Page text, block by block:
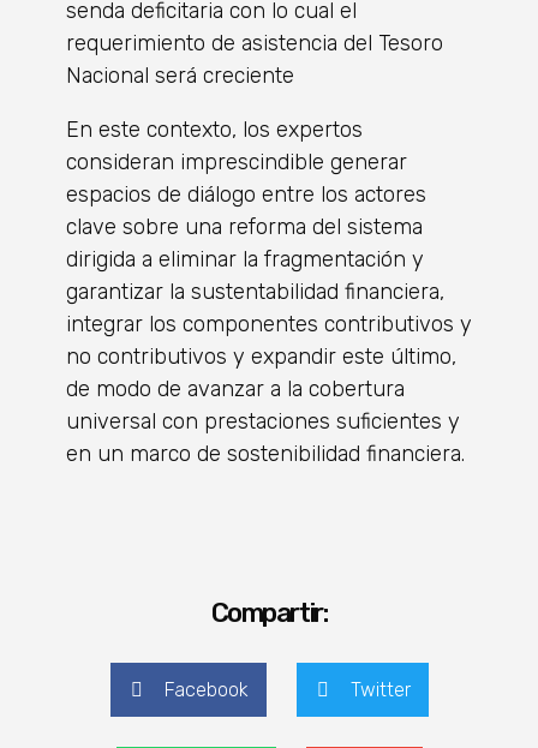
senda deficitaria con lo cual el
requerimiento de asistencia del Tesoro
Nacional será creciente
En este contexto, los expertos
consideran imprescindible generar
espacios de diálogo entre los actores
clave sobre una reforma del sistema
dirigida a eliminar la fragmentación y
garantizar la sustentabilidad financiera,
integrar los componentes contributivos y
no contributivos y expandir este último,
de modo de avanzar a la cobertura
universal con prestaciones suficientes y
en un marco de sostenibilidad financiera.
Compartir:
Facebook Twitter